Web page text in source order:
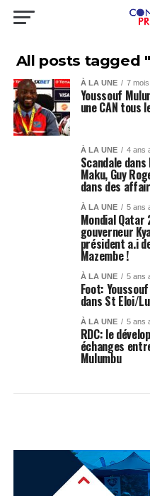
All posts tagged
À LA UNE 7
Youssouf
une CAN tous
À LA UNE 4 ans
Scandale
Maku, Guy
dans des
À LA UNE 5 ans
Mondial Qatar
gouverneur
président a.i
Mazembe !
À LA UNE 5 ans
Foot:
dans St Eloi/
À LA UNE 5 ans
RDC: le
échanges
Mulumbu